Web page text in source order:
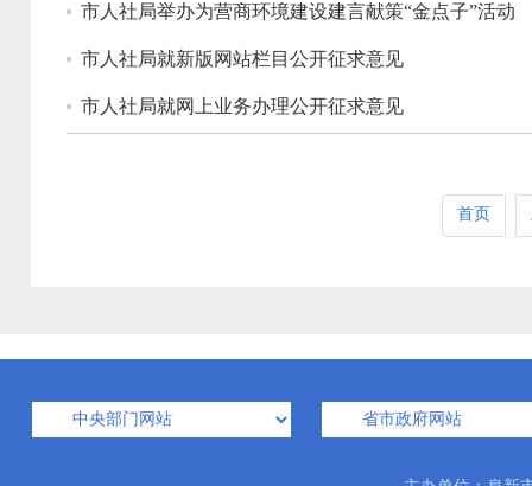
市人社局举办为营商环境建设建言献策“金点子”活动
市人社局就新版网站栏目公开征求意见
市人社局就网上业务办理公开征求意见
首页